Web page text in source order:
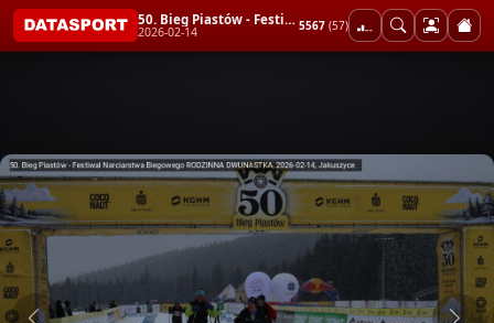
50. Bieg Piastów - Festiwal Narciarstwa Biegowego RODZINNA DWUNASTKA
2026-02-14 5567 (57)